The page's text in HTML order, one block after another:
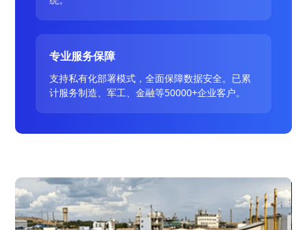
专业服务保障
支持私有化部署模式，全面保障数据安全。已累
计服务制造、军工、金融等50000+企业客户。